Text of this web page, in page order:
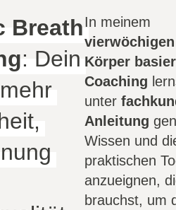
Breath
: Dein
In meinem
Körper
Coaching
unter
Anleitung
Wissen und
praktischen
anzueignen,
brauchst, um